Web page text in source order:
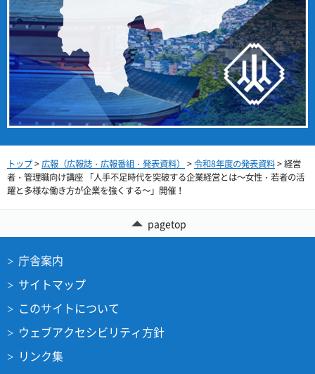
トップ>広報（広報誌・広報番組・発表資料） >令和8年度の発表資料> 経営
者・管理職向け講座 「人手不足時代を突破する企業経営とは～女性・若者の活
躍と多様な働き方が企業を強くする～」開催！
pagetop
庁舎案内
サイトマップ
このサイトについて
ウェブアクセシビリティ方針
リンク集